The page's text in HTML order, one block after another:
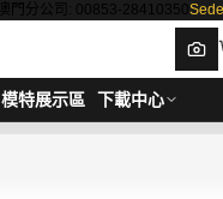
澳門分公司: 00853-28410350
模特展示區 下載中心